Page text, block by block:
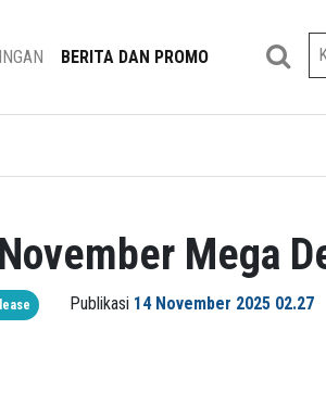
BERITA DAN PROMO
Mega
Publikasi 14 November 2025 02.27